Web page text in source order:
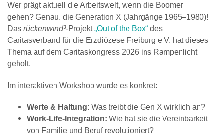
Wer prägt aktuell die Arbeitswelt, wenn die Boomer
gehen? Genau, die Generation X (Jahrgänge 1965–1980)!
Das rückenwind³-Projekt„Out of the Box“ des
Caritasverband für die Erzdiözese Freiburg e.V. hat dieses
Thema auf dem Caritaskongress 2026 ins Rampenlicht
geholt.
Im interaktiven Workshop wurde es konkret:
Werte & Haltung: Was treibt die Gen X wirklich an?
Work-Life-Integration: Wie hat sie die Vereinbarkeit
von Familie und Beruf revolutioniert?